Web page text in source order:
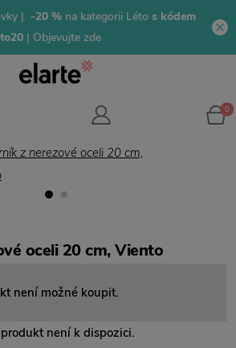
| -20 % na kategorii Léto s kódem
| Objevujte zde
0
oceli 20 cm, Viento
není možné koupit.
není k dispozici.